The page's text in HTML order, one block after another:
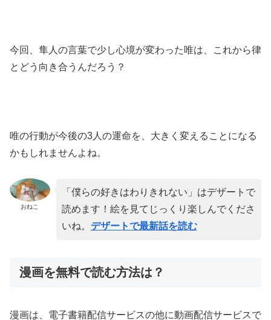
今回、隼人の言葉で少し心境が変わった唯は、これから律
とどう向き合うんだろう？
唯の行動が今後の3人の運命を、大きく変えることになる
かもしれませんよね。
おねこ
「僕らの好きはわりきれない」はデザートで
読めます！絵を見てじっくり楽しんでくださ
いね。 デザートで最新話を読む
漫画を無料で読む方法は？
漫画は、電子書籍配信サービスの他に動画配信サービスで